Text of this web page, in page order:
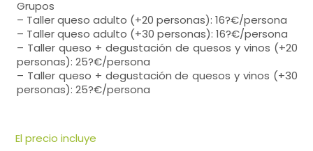
Grupos
– Taller queso adulto (+20 personas): 16?€/persona
– Taller queso adulto (+30 personas): 16?€/persona
– Taller queso + degustación de quesos y vinos (+20
personas): 25?€/persona
– Taller queso + degustación de quesos y vinos (+30
personas): 25?€/persona
El precio incluye